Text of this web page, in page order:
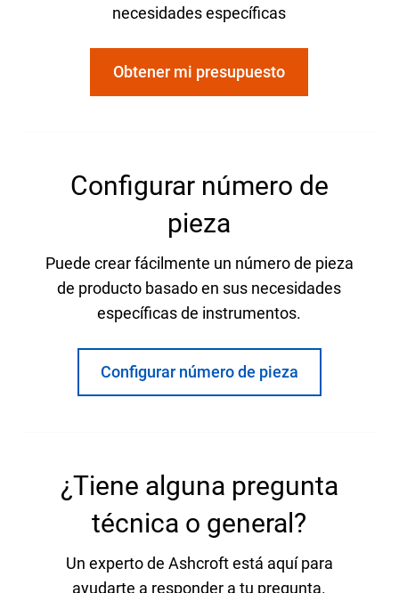
necesidades específicas
Obtener mi presupuesto
Configurar número de
pieza
Puede crear fácilmente un número de pieza
de producto basado en sus necesidades
específicas de instrumentos.
Configurar número de pieza
¿Tiene alguna pregunta
técnica o general?
Un experto de Ashcroft está aquí para
ayudarte a responder a tu pregunta.